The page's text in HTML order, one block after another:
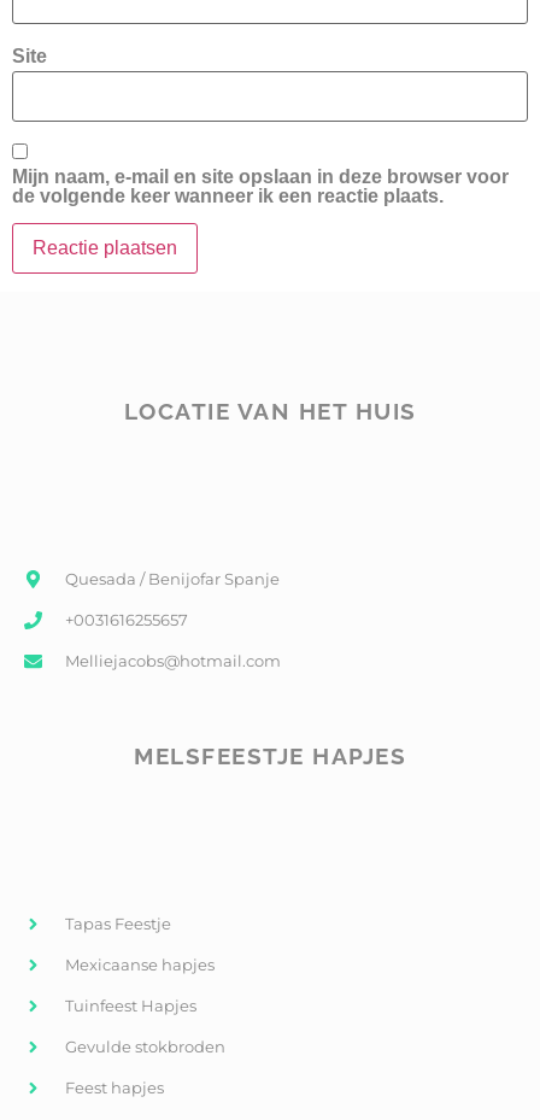
Site
Mijn naam, e-mail en site opslaan in deze browser voor
de volgende keer wanneer ik een reactie plaats.
LOCATIE VAN HET HUIS
Quesada / Benijofar Spanje
+0031616255657
Melliejacobs@hotmail.com
MELSFEESTJE HAPJES
Tapas Feestje
Mexicaanse hapjes
Tuinfeest Hapjes
Gevulde stokbroden
Feest hapjes